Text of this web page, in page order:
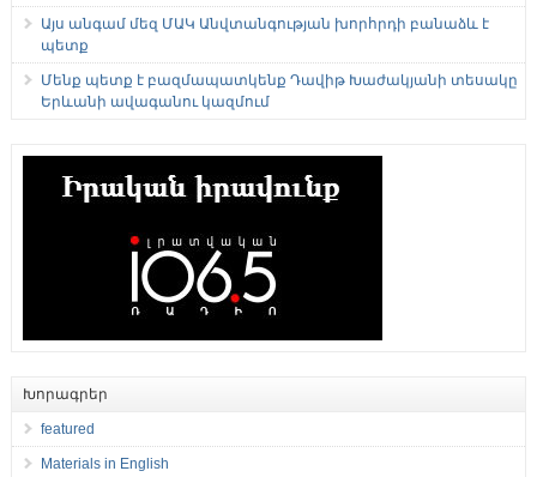
Այս անգամ մեզ ՄԱԿ Անվտանգության խորհրդի բանաձև է
պետք
Մենք պետք է բազմապատկենք Դավիթ Խաժակյանի տեսակը
Երևանի ավագանու կազմում
Խորագրեր
featured
Materials in English